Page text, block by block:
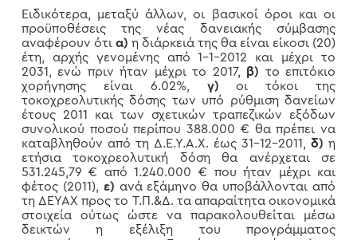
Ειδικότερα, μεταξύ άλλων, οι βασικοί όροι και οι
προϋποθέσεις της νέας δανειακής σύμβασης
αναφέρουν ότι α) η διάρκειά της θα είναι είκοσι (20)
έτη, αρχής γενομένης από 1-1-2012 και μέχρι το
2031, ενώ πριν ήταν μέχρι το 2017, β) το επιτόκιο
χορήγησης είναι 6.02%, γ) οι τόκοι της
τοκοχρεολυτικής δόσης των υπό ρύθμιση δανείων
έτους 2011 και των σχετικών τραπεζικών εξόδων
συνολικού ποσού περίπου 388.000 € θα πρέπει να
καταβληθούν από τη Δ.Ε.Υ.Α.Χ. έως 31-12-2011,δ) η
ετήσια τοκοχρεολυτική δόση θα ανέρχεται σε
531.245,79 € από 1.240.000 € που ήταν μέχρι και
φέτος (2011), ε) ανά εξάμηνο θα υποβάλλονται από
τη ΔΕΥΑΧ προς το Τ.Π.&Δ. τα απαραίτητα οικονομικά
στοιχεία ούτως ώστε να παρακολουθείται μέσω
δεικτών η εξέλιξη του προγράμματος